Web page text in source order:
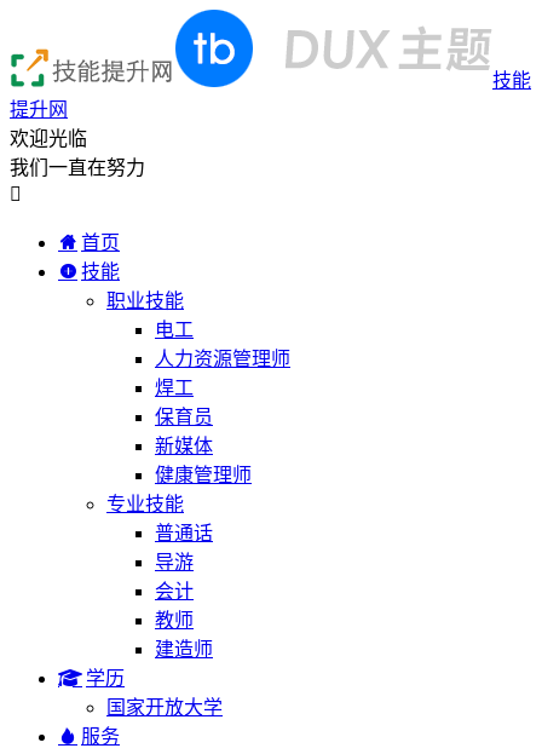
技能
提升网
欢迎光临
我们一直在努力

首页
技能
职业技能
电工
人力资源管理师
焊工
保育员
新媒体
健康管理师
专业技能
普通话
导游
会计
教师
建造师
学历
国家开放大学
服务